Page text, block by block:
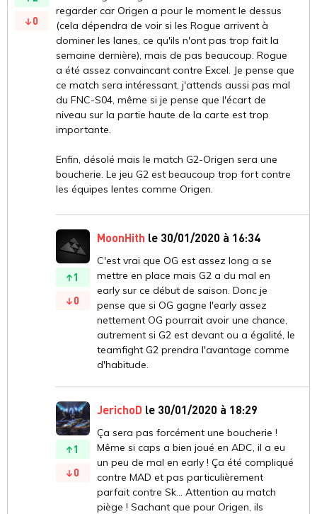
0
regarder car Origen a pour le moment le dessus
(cela dépendra de voir si les Rogue arrivent à
dominer les lanes, ce qu'ils n'ont pas trop fait la
semaine dernière), mais de pas beaucoup. Rogue
a été assez convaincant contre Excel. Je pense que
ce match sera intéressant, j'attends aussi pas mal
du FNC-S04, même si je pense que l'écart de
niveau sur la partie haute de la carte est trop
importante.
Enfin, désolé mais le match G2-Origen sera une
boucherie. Le jeu G2 est beaucoup trop fort contre
les équipes lentes comme Origen.
1
0
MoonHith le 30/01/2020 à 16:34
C'est vrai que OG est assez long a se
mettre en place mais G2 a du mal en
early sur ce début de saison. Donc je
pense que si OG gagne l'early assez
nettement OG pourrait avoir une chance,
autrement si G2 est devant ou a égalité, le
teamfight G2 prendra l'avantage comme
d'habitude.
1
0
JerichoD le 30/01/2020 à 18:29
Ça sera pas forcément une boucherie !
Même si caps a bien joué en ADC, il a eu
un peu de mal en early ! Ça été compliqué
contre MAD et pas particulièrement
parfait contre Sk... Attention au match
piège ! Sachant que pour Origen, ils